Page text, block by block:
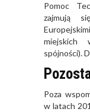
Pomoc
zajmują
miejskich
spójności).
Poza
w latach